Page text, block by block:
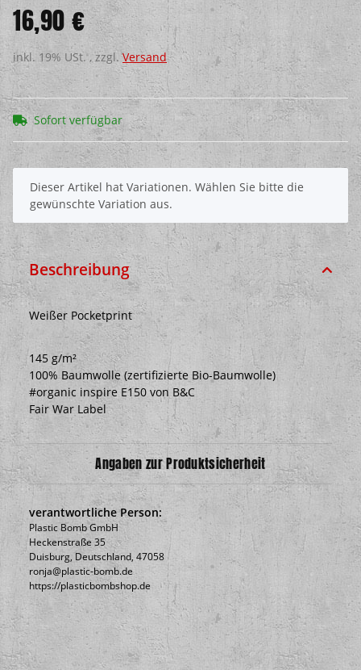
16,90 €
inkl. 19% USt. , zzgl.Versand
Sofort verfügbar
x
Dieser Artikel hat Variationen. Wählen Sie bitte die
gewünschte Variation aus.
Beschreibung
Weißer Pocketprint
145 g/m²
100% Baumwolle (zertifizierte Bio-Baumwolle)
#organic inspire E150 von B&C
Fair War Label
Angaben zur Produktsicherheit
verantwortliche Person:
Plastic Bomb GmbH
Heckenstraße 35
Duisburg, Deutschland, 47058
ronja@plastic-bomb.de
https://plasticbombshop.de